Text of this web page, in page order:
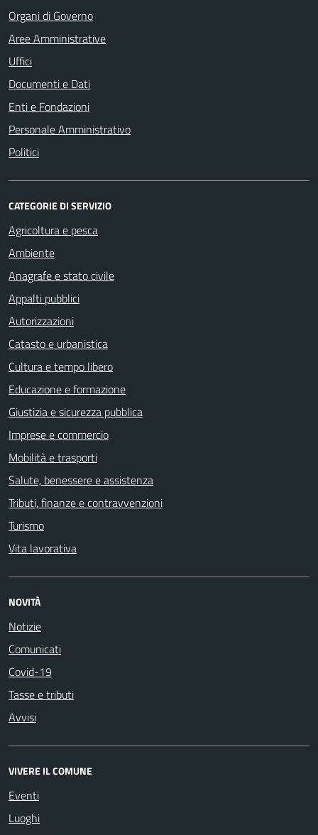
Organi di Governo
Aree Amministrative
Uffici
Documenti e Dati
Enti e Fondazioni
Personale Amministrativo
Politici
CATEGORIE DI SERVIZIO
Agricoltura e pesca
Ambiente
Anagrafe e stato civile
Appalti pubblici
Autorizzazioni
Catasto e urbanistica
Cultura e tempo libero
Educazione e formazione
Giustizia e sicurezza pubblica
Imprese e commercio
Mobilità e trasporti
Salute, benessere e assistenza
Tributi, finanze e contravvenzioni
Turismo
Vita lavorativa
NOVITÀ
Notizie
Comunicati
Covid-19
Tasse e tributi
Avvisi
VIVERE IL COMUNE
Eventi
Luoghi